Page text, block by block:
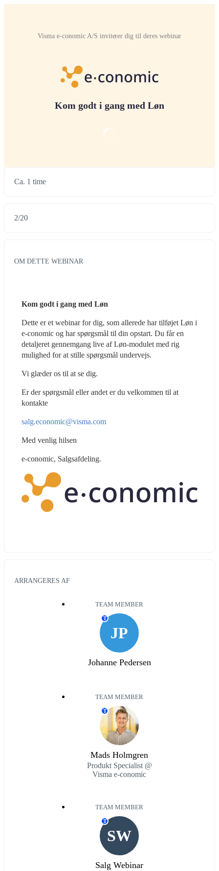
Visma e-conomic A/S inviterer dig til deres webinar
Kom godt i gang med Løn
Ca. 1 time
2/20
OM DETTE WEBINAR
Kom godt i gang med Løn
Dette er et webinar for dig, som allerede har tilføjet Løn i
e-conomic og har spørgsmål til din opstart. Du får en
detaljeret gennemgang live af Løn-modulet med rig
mulighed for at stille spørgsmål undervejs.
Vi glæder os til at se dig.
Er der spørgsmål eller andet er du velkommen til at
kontakte
salg.economic@visma.com
Med venlig hilsen
e-conomic, Salgsafdeling.
ARRANGERES AF
TEAM MEMBER
JP
T
Johanne Pedersen
TEAM MEMBER
T
Mads Holmgren
Produkt Specialist @
Visma e-conomic
TEAM MEMBER
SW
T
Salg Webinar